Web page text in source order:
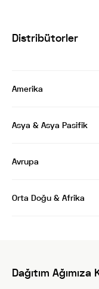
Distribütorler
Amerika
Asya & Asya Pasifik
Avrupa
Orta Doğu & Afrika
Dağıtım Ağımıza